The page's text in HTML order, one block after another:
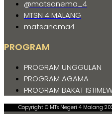
@matsanema_4
MTSN 4 MALANG
matsanema4
PROGRAM
PROGRAM UNGGULAN
PROGRAM AGAMA
PROGRAM BAKAT
Copyright © MTs Negeri 4 Malang